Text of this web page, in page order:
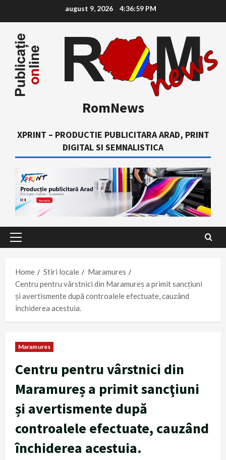
content
august 9, 2026 4:37:00 PM
RomNews
XPRINT – PRODUCTIE PUBLICITARA ARAD, PRINT
DIGITAL SI SEMNALISTICA
Primary
Home
Stiri locale
Maramures
Centru pentru vârstnici din Maramureș a primit sancţiuni
și avertismente după controalele efectuate, cauzând
închiderea acestuia.
Maramures
Centru pentru vârstnici din
Maramureș a primit sancţiuni
și avertismente după
controalele efectuate, cauzând
închiderea acestuia.